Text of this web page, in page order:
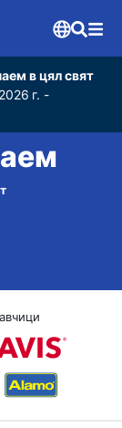
в цял свят
г. -